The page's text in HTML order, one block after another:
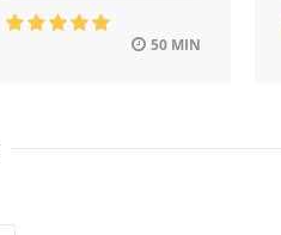
50 MIN